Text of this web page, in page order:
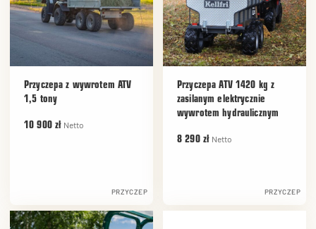
Przyczepa z wywrotem ATV
1,5 tony
10 900 zł Netto
PRZYCZEP
Przyczepa ATV 1420 kg z
zasilanym elektrycznie
wywrotem hydraulicznym
8 290 zł Netto
PRZYCZEP